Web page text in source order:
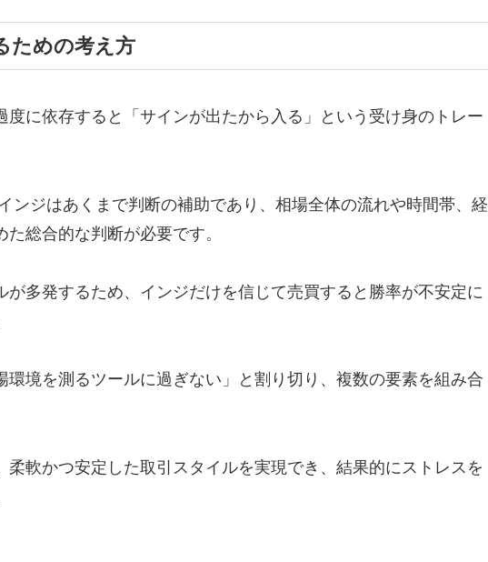
ための考え方
度に依存すると「サインが出たから入る」という受け身のトレー
ンジはあくまで判断の補助であり、相場全体の流れや時間帯、経
総合的な判断が必要です。
多発するため、インジだけを信じて売買すると勝率が不安定に
環境を測るツールに過ぎない」と割り切り、複数の要素を組み合
軟かつ安定した取引スタイルを実現でき、結果的にストレスを